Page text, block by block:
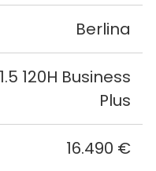
Berlina
1.5 120H Business
Plus
16.490 €